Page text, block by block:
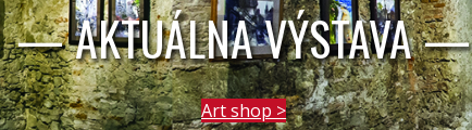
— AKTUÁLNA VÝSTAVA —
Art shop >